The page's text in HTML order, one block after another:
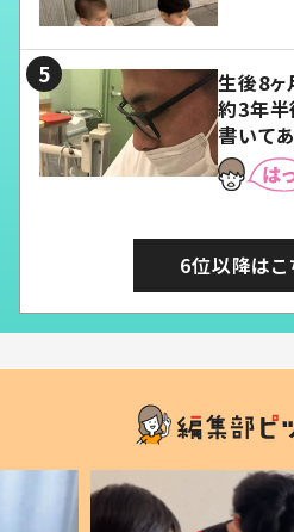
生後8ヶ
約3年半
書いて
6位以降はこ